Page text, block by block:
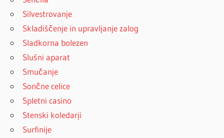
Silvestrovanje
Skladiščenje in upravljanje zalog
Sladkorna bolezen
Slušni aparat
Smučanje
Sončne celice
Spletni casino
Stenski koledarji
Surfinije